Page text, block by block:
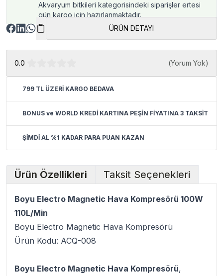
Akvaryum bitkileri kategorisindeki siparişler ertesi
gün kargo için hazırlanmaktadır.
ÜRÜN DETAYI
0.0 (Yorum Yok)
799 TL ÜZERİ KARGO BEDAVA
BONUS ve WORLD KREDİ KARTINA PEŞİN FİYATINA 3 TAKSİT
ŞİMDİ AL %1 KADAR PARA PUAN KAZAN
Ürün Özellikleri Taksit Seçenekleri
Boyu Electro Magnetic Hava Kompresörü 100W
110L/Min
Boyu Electro Magnetic Hava Kompresörü
Ürün Kodu: ACQ-008
Boyu Electro Magnetic Hava Kompresörü,